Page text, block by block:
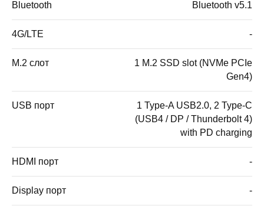
Bluetooth Bluetooth v5.1
4G/LTE -
M.2 слот
1 M.2 SSD slot (NVMe PCIe
Gen4)
USB порт
1 Type-A USB2.0, 2 Type-C
(USB4 / DP / Thunderbolt 4)
with PD charging
HDMI порт -
Display порт -